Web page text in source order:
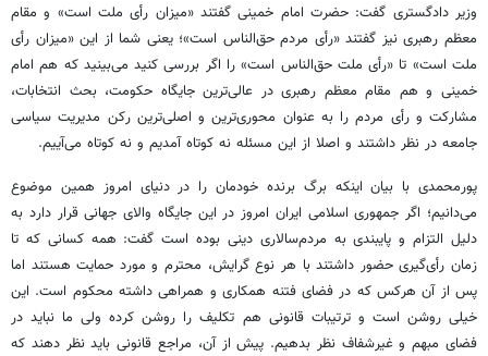
وزیر دادگستری گفت: حضرت امام خمینی گفتند «میزان رأی ملت است» و مقام
معظم رهبری نیز گفتند «رأی مردم حق‌الناس است»؛ یعنی شما از این «میزان رأی
ملت است» تا «رأی ملت حق‌الناس است» را اگر بررسی کنید می‌بینید که هم امام
خمینی و هم مقام معظم رهبری در عالی‌ترین جایگاه حکومت، بحث انتخابات،‌
مشارکت و رأی مردم را به عنوان محوری‌ترین و اصلی‌ترین رکن مدیریت سیاسی
جامعه در نظر داشتند و اصلا از این مسئله نه کوتاه آمدیم و نه کوتاه می‌آییم.
پورمحمدی با بیان اینکه برگ برنده خودمان را در دنیای امروز همین موضوع
می‌دانیم؛ اگر جمهوری اسلامی ایران امروز در این جایگاه والای جهانی قرار دارد به
دلیل التزام و پایبندی به مردم‌سالاری دینی بوده است گفت: همه کسانی که تا
زمان رأی‌گیری حضور داشتند با هر نوع گرایش، محترم و مورد حمایت هستند اما
پس از آن هرکس که در فضای فتنه همکاری و همراهی داشته محکوم است. این
خیلی روشن است و ترتیبات قانونی هم تکلیف را روشن کرده ولی ما نباید در
فضای مبهم و غیرشفاف نظر بدهیم. پیش از آن، مراجع قانونی باید نظر دهند که